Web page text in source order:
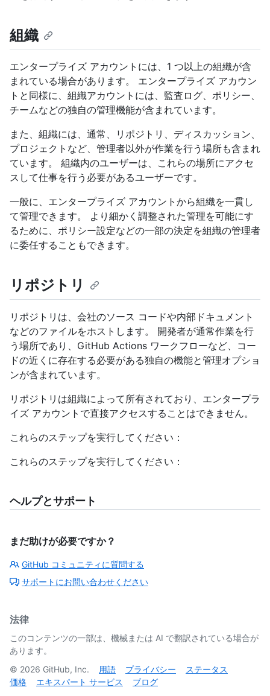
組織
エンタープライズ アカウントには、1 つ以上の組織が含
まれている場合があります。 エンタープライズ アカウン
トと同様に、組織アカウントには、監査ログ、ポリシー、
チームなどの独自の管理機能が含まれています。
また、組織には、通常、リポジトリ、ディスカッション、
プロジェクトなど、管理者以外が作業を行う場所も含まれ
ています。 組織内のユーザーは、これらの場所にアクセ
スして仕事を行う必要があるユーザーです。
一般に、エンタープライズ アカウントから組織を一貫し
て管理できます。 より細かく調整された管理を可能にす
るために、ポリシー設定などの一部の決定を組織の管理者
に委任することもできます。
リポジトリ
リポジトリは、会社のソース コードや内部ドキュメント
などのファイルをホストします。 開発者が通常作業を行
う場所であり、GitHub Actions ワークフローなど、コー
ドの近くに存在する必要がある独自の機能と管理オプショ
ンが含まれています。
リポジトリは組織によって所有されており、エンタープラ
イズ アカウントで直接アクセスすることはできません。
これらのステップを実行してください：
これらのステップを実行してください：
ヘルプとサポート
まだ助けが必要ですか？
GitHub コミュニティに質問する
サポートにお問い合わせください
法律
このコンテンツの一部は、機械または AI で翻訳されている場合が
あります。
© 2026 GitHub, Inc. 用語 プライバシー
ステータス
価格
エキスパート サービス ブログ